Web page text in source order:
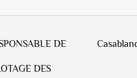
DE
DES